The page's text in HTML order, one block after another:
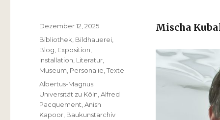
Mischa
Veröffentlicht
am
Dezember 12, 2025
Kategorien
Bibliothek Bildhauerei
Blog Exposition
Installation Literatur
Museum Personalie ,Texte
Schlagwörter
Albertus-Magnus
Universität zu Köln ,Alfred
Pacquement ,Anish
Kapoor Baukunstarchiv